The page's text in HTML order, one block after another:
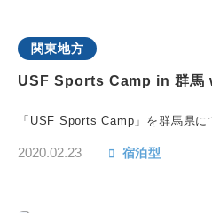
関東地方
USF Sports Camp in 群馬
「USF Sports Camp」を群馬県に
2020.02.23 宿泊型